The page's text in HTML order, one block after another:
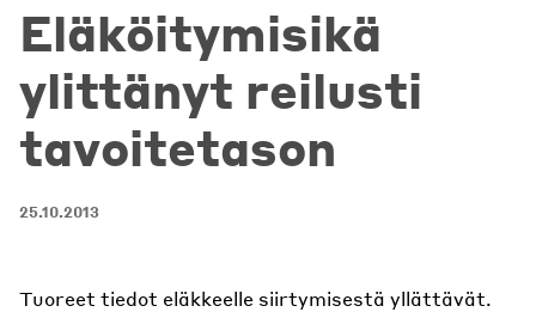
Eläköitymisikä
ylittänyt reilusti
tavoitetason
25.10.2013
Tuoreet tiedot eläkkeelle siirtymisestä yllättävät.